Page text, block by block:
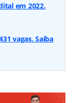
em 2022.
vagas. Saiba